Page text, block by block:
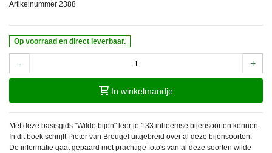
Artikelnummer 2388
Op voorraad en direct leverbaar.
- +
In winkelmandje
Met deze basisgids "Wilde bijen" leer je 133 inheemse bijensoorten kennen.
In dit boek schrijft Pieter van Breugel uitgebreid over al deze bijensoorten.
De informatie gaat gepaard met prachtige foto's van al deze soorten wilde